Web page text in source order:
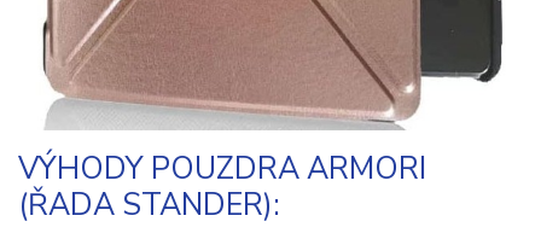
VÝHODY POUZDRA ARMORI
(ŘADA STANDER):